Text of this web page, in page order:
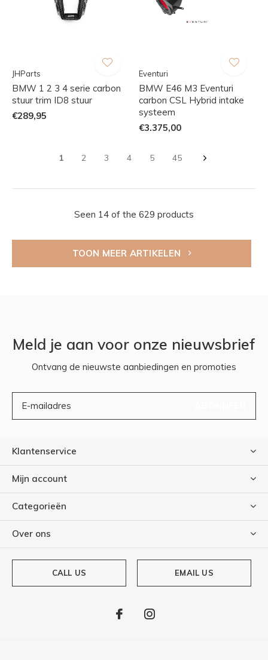
JHParts
BMW 1 2 3 4 serie carbon
stuur trim ID8 stuur
€289,95
Eventuri
BMW E46 M3 Eventuri
carbon CSL Hybrid intake
systeem
€3.375,00
1 2 3 4 5 45
Seen 14 of the 629 products
TOON MEER ARTIKELEN
Meld je aan voor onze nieuwsbrief
Ontvang de nieuwste aanbiedingen en promoties
Klantenservice
Mijn account
Categorieën
Over ons
CALL US EMAIL US